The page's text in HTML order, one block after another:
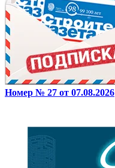
Номер № 27 от 07.08.2026